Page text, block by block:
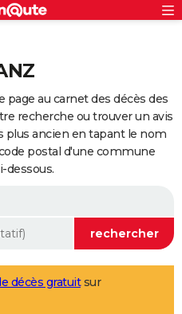
au carnet des décès des
recherche ou trouver un avis
plus ancien en tapant le nom
postal d'une commune
dessous.
décès gratuitsur